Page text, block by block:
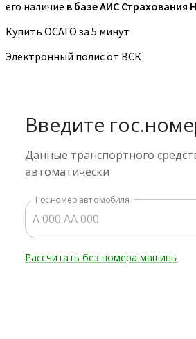
его наличие в базе АИС Страхования
Купить ОСАГО за 5 минут
Электронный полис от ВСК